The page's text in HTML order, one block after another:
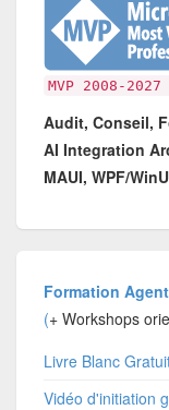
MVP 2008-2027
Audit, Conseil,
AI Integration
MAUI, WPF/
Formation
(+ Workshops
Livre Blanc
Vidéo d'initiation